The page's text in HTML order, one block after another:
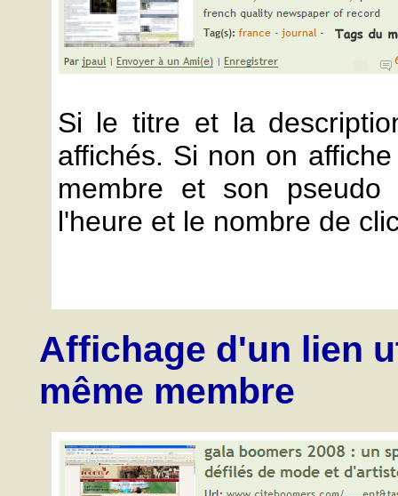
Si le titre et la
affichés. Si non on
membre et son
l'heure et le nombre de
Affichage d'un lien
même membre